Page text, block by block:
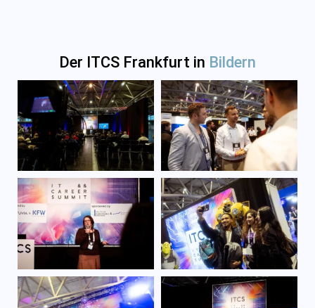
Der ITCS Frankfurt in Bildern